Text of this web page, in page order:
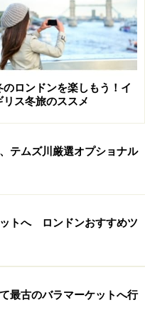
ント・パンクラス／キ
抜群の立地です。この
線が交わるキングス・
他、郊外への長距離列
ユーロスター」の発着
ーナショナル駅でもあ
ドン五輪メインスタジ
分程度という便利さで
が、ホテル自体も魅力
中頃に建てられ、「鉄
ト・パンクラス駅と、
ホテルを改装した荘厳
のロンドンを楽しもう！イ
リス冬旅のススメ
テムズ川厳選オプショナル
トへ ロンドンおすすめツ
最古のバラマーケットへ行